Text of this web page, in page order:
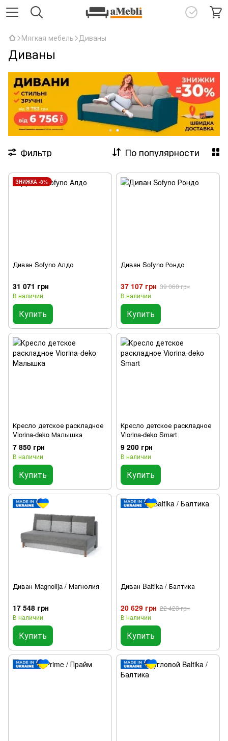
Мягкая мебель Диваны
Диваны
Фильтр По популярности
ЗНИЖКА -8%
Диван Sofyno Алдо
31 071 грн
В наличии
Купить
Диван Sofyno Рондо
37 107 грн 39 060 грн
В наличии
Купить
Кресло детское раскладное
Viorina-deko Малышка
7 850 грн
В наличии
Купить
Кресло детское раскладное
Viorina-deko Smart
9 200 грн
В наличии
Купить
Диван Magnolija / Магнолия
17 548 грн
В наличии
Купить
Диван Baltika / Балтика
20 629 грн 22 423 грн
В наличии
Купить